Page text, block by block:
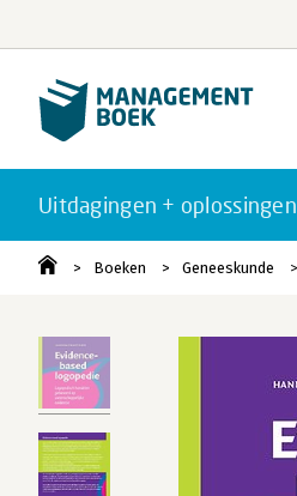
Uitdagingen + oplossingen
Boeken Geneeskunde